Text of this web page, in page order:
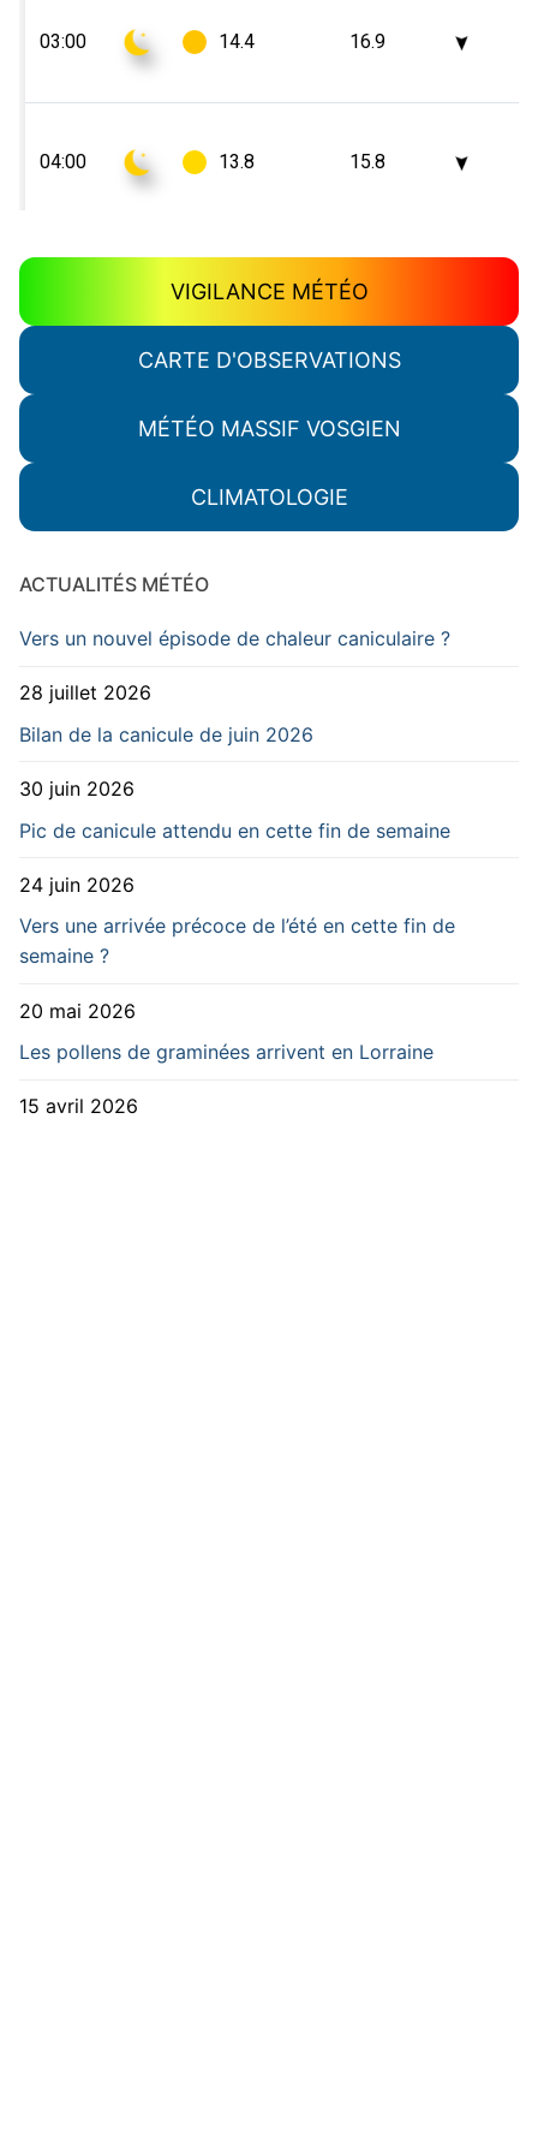
VIGILANCE MÉTÉO
CARTE D'OBSERVATIONS
MÉTÉO MASSIF VOSGIEN
CLIMATOLOGIE
ACTUALITÉS MÉTÉO
Vers un nouvel épisode de chaleur caniculaire ?
28 juillet 2026
Bilan de la canicule de juin 2026
30 juin 2026
Pic de canicule attendu en cette fin de semaine
24 juin 2026
Vers une arrivée précoce de l’été en cette fin de
semaine ?
20 mai 2026
Les pollens de graminées arrivent en Lorraine
15 avril 2026